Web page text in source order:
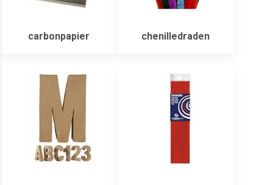
carbonpapier chenilledraden